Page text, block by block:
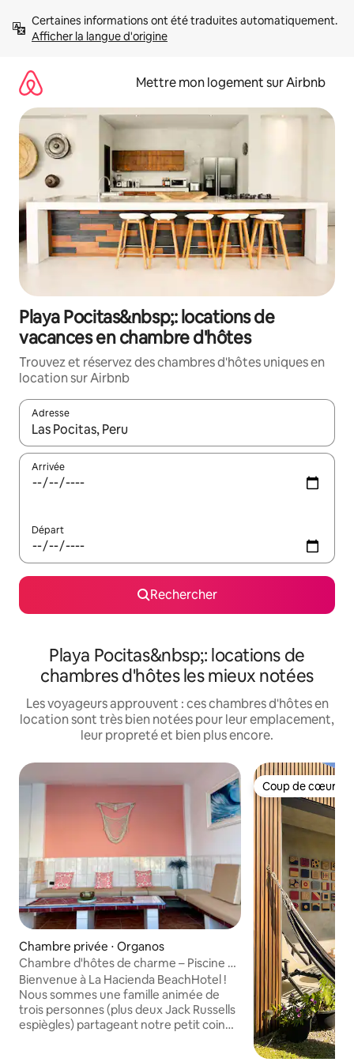
directement
Afficher la langue d'origine
Mettre mon logement sur Airbnb
Playa Pocitas&nbsp;: locations de
vacances en chambre d'hôtes
Trouvez et réservez des chambres d'hôtes uniques en
location sur Airbnb
Adresse
Lorsque les résultats s'affichent, utilisez les flèches vers le
Arrivée
Départ
Rechercher
Playa Pocitas&nbsp;: locations de
chambres d'hôtes les mieux notées
Les voyageurs approuvent : ces chambres d'hôtes en
location sont très bien notées pour leur emplacement,
leur propreté et bien plus encore.
Chambre privée ⋅ Organos
Chambre d'hôtes de charme – Piscine et
ambiance tranquille
Bienvenue à La Hacienda BeachHotel !
Nous sommes une famille animée de
trois personnes (plus deux Jack Russells
espiègles) partageant notre petit coin
Coup de cœur
Coup de cœur